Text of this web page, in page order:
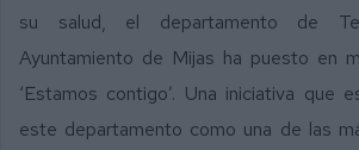
su salud, el departamento de
Ayuntamiento de Mijas ha puesto en
‘Estamos contigo’. Una iniciativa que
este departamento como una de las